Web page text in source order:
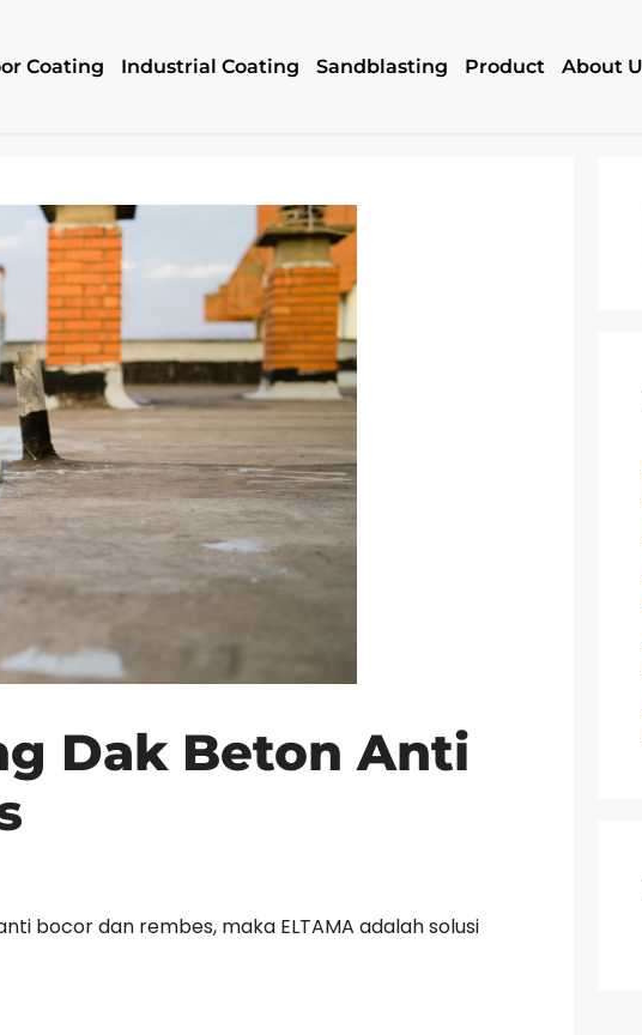
Coating Industrial Coating Sandblasting Product About
Dak Beton Anti
bocor dan rembes, maka ELTAMA adalah solusi